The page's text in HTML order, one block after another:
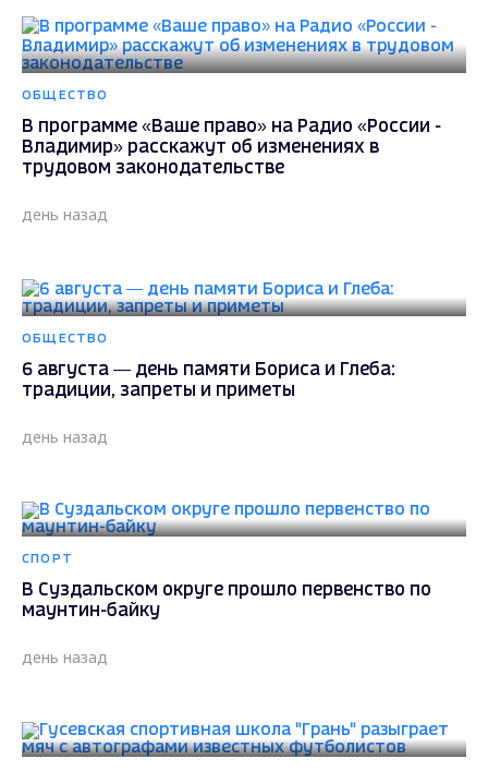
ОБЩЕСТВО
В программе «Ваше право» на Радио «России -
Владимир» расскажут об изменениях в
трудовом законодательстве
день назад
ОБЩЕСТВО
6 августа — день памяти Бориса и Глеба:
традиции, запреты и приметы
день назад
СПОРТ
В Суздальском округе прошло первенство по
маунтин-байку
день назад